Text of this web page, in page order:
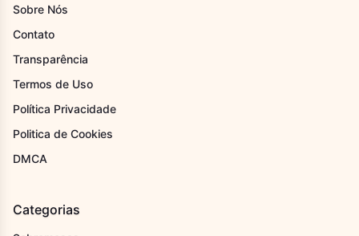
Sobre Nós
Contato
Transparência
Termos de Uso
Política Privacidade
Politica de Cookies
DMCA
Categorias